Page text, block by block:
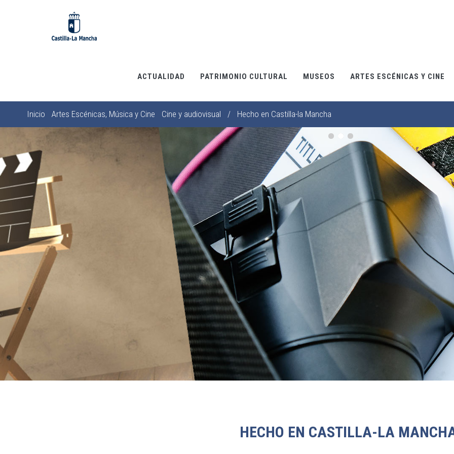
ACTUALIDAD PATRIMONIO CULTURAL MUSEOS ARTES ESCÉNICAS Y CINE
Sobrescribir
enlaces
de
ayuda
a
la
navegación
Inicio Artes Escénicas, Música y Cine Cine y audiovisual / Hecho en Castilla-la Mancha
CERTAMEN DE
CORTOMETRAJES
HECHO EN CASTILLA-LA